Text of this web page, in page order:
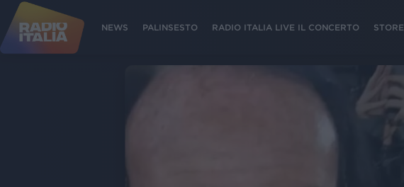
NEWS PALINSESTO RADIO ITALIA LIVE IL CONCERTO STORE